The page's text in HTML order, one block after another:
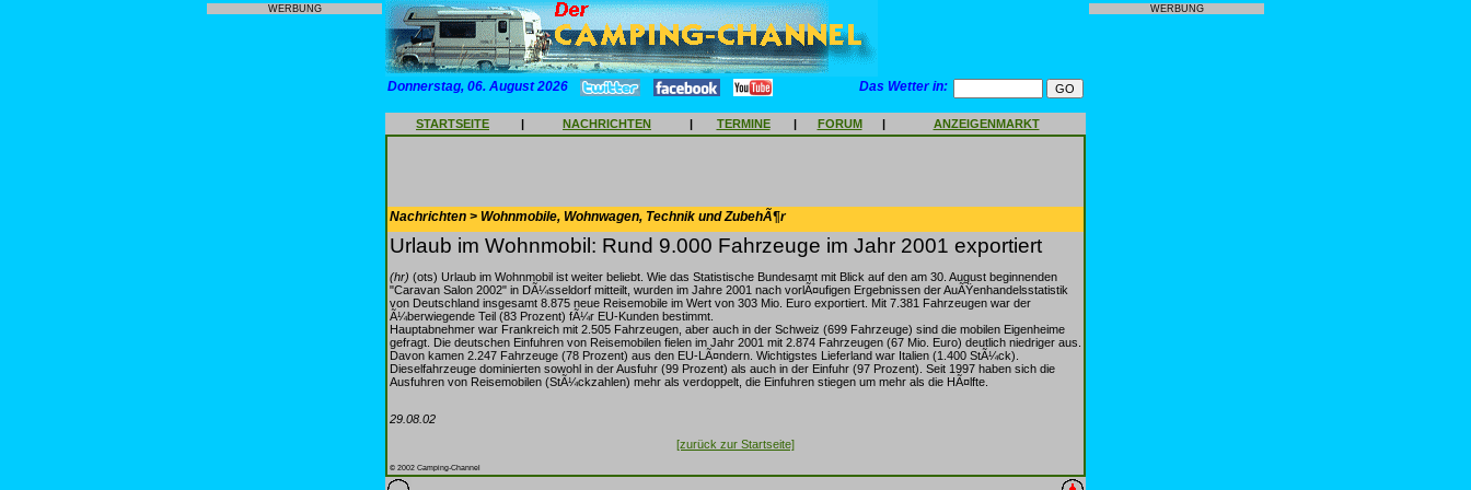
WERBUNG
Donnerstag, 06. August 2026 Das Wetter in:
STARTSEITE | NACHRICHTEN | TERMINE | FORUM | ANZEIGENMARKT
Nachrichten > Wohnmobile, Wohnwagen, Technik und ZubehÃ¶r
Urlaub im Wohnmobil: Rund 9.000 Fahrzeuge im Jahr 2001 exportiert
(hr) (ots) Urlaub im Wohnmobil ist weiter beliebt. Wie das Statistische Bundesamt mit Blick auf den am 30. August beginnenden
"Caravan Salon 2002" in DÃ¼sseldorf mitteilt, wurden im Jahre 2001 nach vorlÃ¤ufigen Ergebnissen der AuÃŸenhandelsstatistik
von Deutschland insgesamt 8.875 neue Reisemobile im Wert von 303 Mio. Euro exportiert. Mit 7.381 Fahrzeugen war der
Ã¼berwiegende Teil (83 Prozent) fÃ¼r EU-Kunden bestimmt.
Hauptabnehmer war Frankreich mit 2.505 Fahrzeugen, aber auch in der Schweiz (699 Fahrzeuge) sind die mobilen Eigenheime
gefragt. Die deutschen Einfuhren von Reisemobilen fielen im Jahr 2001 mit 2.874 Fahrzeugen (67 Mio. Euro) deutlich niedriger aus.
Davon kamen 2.247 Fahrzeuge (78 Prozent) aus den EU-LÃ¤ndern. Wichtigstes Lieferland war Italien (1.400 StÃ¼ck).
Dieselfahrzeuge dominierten sowohl in der Ausfuhr (99 Prozent) als auch in der Einfuhr (97 Prozent). Seit 1997 haben sich die
Ausfuhren von Reisemobilen (StÃ¼ckzahlen) mehr als verdoppelt, die Einfuhren stiegen um mehr als die HÃ¤lfte.
29.08.02
[zurück zur Startseite]
© 2002 Camping-Channel
WERBUNG